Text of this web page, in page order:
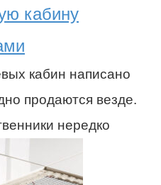
кабину
кабин написано
продаются везде.
нередко